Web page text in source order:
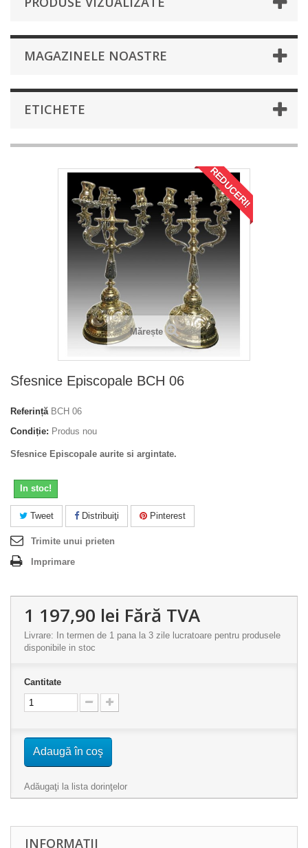
MAGAZINELE NOASTRE
ETICHETE
REDUCERI!
Mărește
Sfesnice Episcopale BCH 06
Referință BCH 06
Condiție: Produs nou
Sfesnice Episcopale aurite si argintate.
In stoc!
Tweet Distribuiţi Pinterest
Trimite unui prieten
Imprimare
1 197,90 lei Fără TVA
Livrare: In termen de 1 pana la 3 zile lucratoare pentru produsele
disponibile in stoc
Cantitate
Adaugă în coş
Adăugaţi la lista dorinţelor
INFORMAȚII